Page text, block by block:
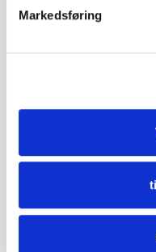
Markedsføring
Fremstår i meget